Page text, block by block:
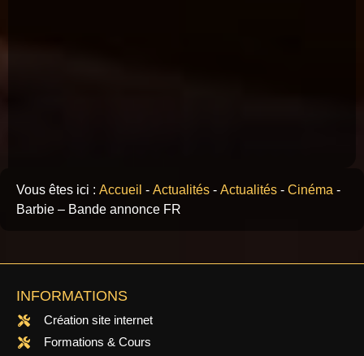
Vous êtes ici : Accueil - Actualités - Actualités - Cinéma -
Barbie – Bande annonce FR
INFORMATIONS
Création site internet
Formations & Cours